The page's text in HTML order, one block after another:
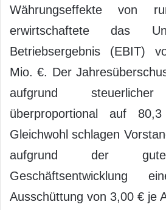
Währungseffekte
erwirtschaftete das
Betriebsergebnis (EBIT)
Mio. €. Der
aufgrund steuerlicher
überproportional auf
Gleichwohl schlagen
aufgrund der
Geschäftsentwicklung
Ausschüttung von 3,00 € je